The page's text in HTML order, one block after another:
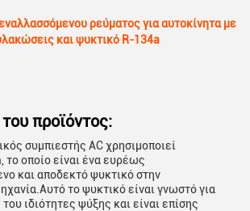
ρεύματος για αυτοκίνητα με
και ψυκτικό R-134a
προϊόντος:
συμπιεστής AC χρησιμοποιεί
το οποίο είναι ένα ευρέως
και αποδεκτό ψυκτικό στην
το ψυκτικό είναι γνωστό για
του ιδιότητες ψύξης και είναι επίσης